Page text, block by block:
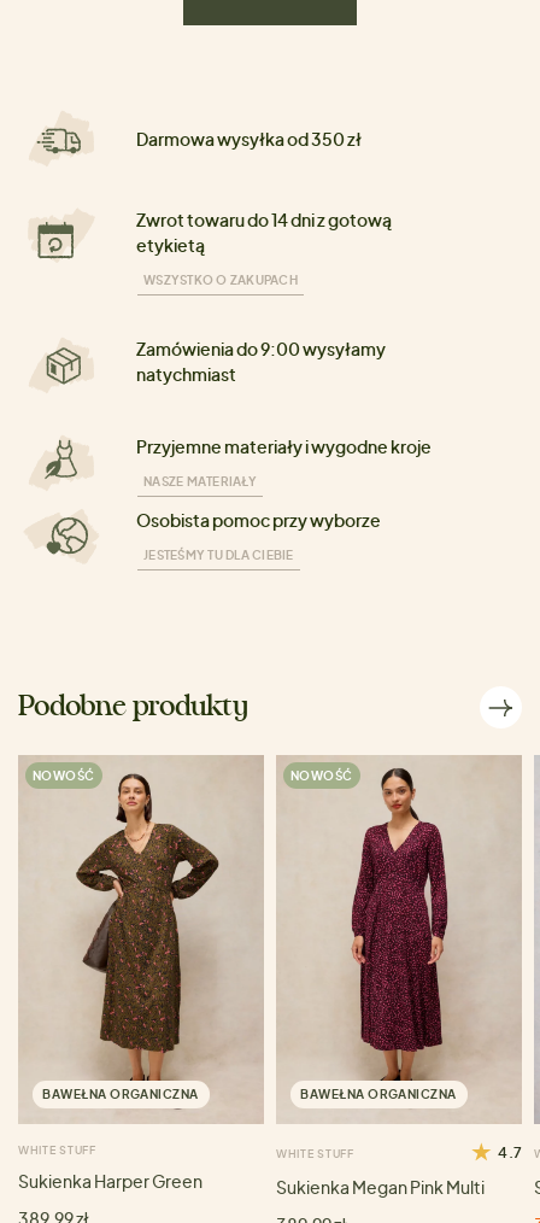
Darmowa wysyłka od 350 zł
Zwrot towaru do 14 dni z gotową
etykietą
WSZYSTKO O ZAKUPACH
Zamówienia do 9:00 wysyłamy
natychmiast
Przyjemne materiały i wygodne kroje
NASZE MATERIAŁY
Osobista pomoc przy wyborze
JESTEŚMY TU DLA CIEBIE
Podobne produkty
NOWOŚĆ
BAWEŁNA ORGANICZNA
WHITE STUFF
Sukienka Harper Green
389,99 zł
NOWOŚĆ
BAWEŁNA ORGANICZNA
WHITE STUFF 4.7
Sukienka Megan Pink Multi